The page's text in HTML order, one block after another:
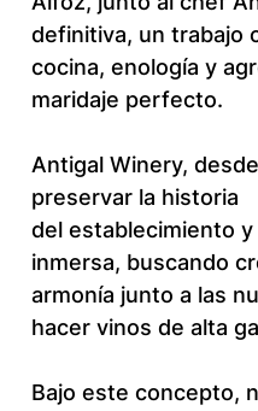
definitiva, un trabajo
cocina, enología y
maridaje perfecto.
Antigal Winery,
preservar la historia
del establecimiento
inmersa, buscando
armonía junto a las
hacer vinos de alta
Bajo este concepto,